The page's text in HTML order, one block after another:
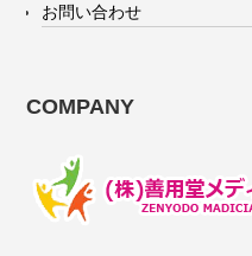
お問い合わせ
COMPANY